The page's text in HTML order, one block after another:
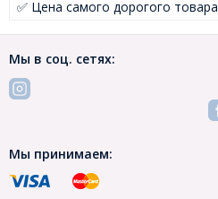
✅ Цена самого дорогого товара
Мы в соц. сетях:
Мы принимаем: